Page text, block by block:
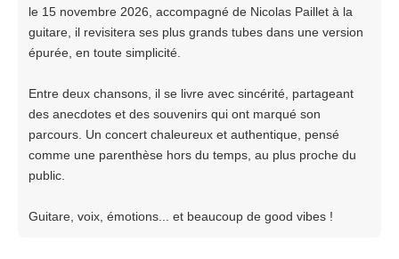
le 15 novembre 2026, accompagné de Nicolas Paillet à la
guitare, il revisitera ses plus grands tubes dans une version
épurée, en toute simplicité.
Entre deux chansons, il se livre avec sincérité, partageant
des anecdotes et des souvenirs qui ont marqué son
parcours. Un concert chaleureux et authentique, pensé
comme une parenthèse hors du temps, au plus proche du
public.
Guitare, voix, émotions... et beaucoup de good vibes !